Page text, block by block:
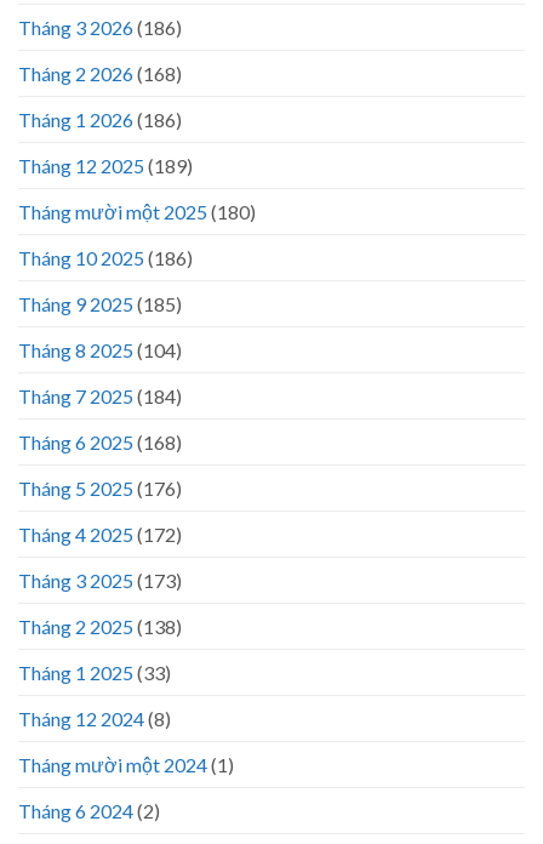
Tháng 3 2026(186)
Tháng 2 2026(168)
Tháng 1 2026(186)
Tháng 12 2025(189)
Tháng mười một 2025(180)
Tháng 10 2025(186)
Tháng 9 2025(185)
Tháng 8 2025(104)
Tháng 7 2025(184)
Tháng 6 2025(168)
Tháng 5 2025(176)
Tháng 4 2025(172)
Tháng 3 2025(173)
Tháng 2 2025(138)
Tháng 1 2025(33)
Tháng 12 2024(8)
Tháng mười một 2024(1)
Tháng 6 2024(2)